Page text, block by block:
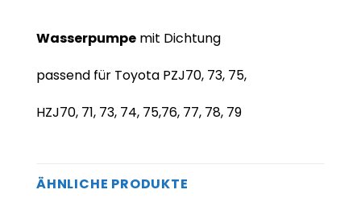
Wasserpumpe mit Dichtung
passend für Toyota PZJ70, 73, 75,
HZJ70, 71, 73, 74, 75,76, 77, 78, 79
ÄHNLICHE PRODUKTE